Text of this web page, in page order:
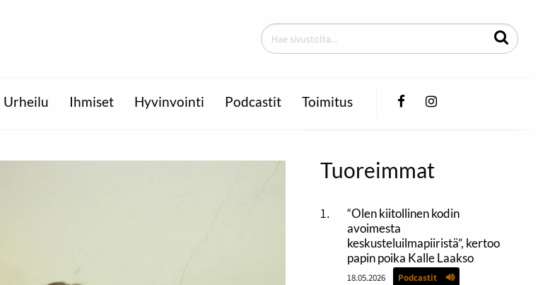
Urheilu Ihmiset Hyvinvointi Podcastit Toimitus FacebookInstagram
Tuoreimmat
“Olen kiitollinen kodin
avoimesta
keskusteluilmapiiristä”, kertoo
papin poika Kalle Laakso
18.05.2026 Podcastit